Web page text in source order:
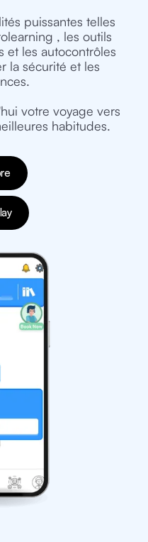
puissantes telles
, les outils
et les autocontrôles
la sécurité et les
votre voyage vers
habitudes.